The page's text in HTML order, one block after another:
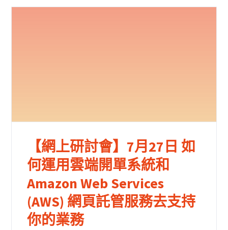
【網上研討會】7月27日 如
何運用雲端開單系統和
Amazon Web Services
(AWS) 網頁託管服務去支持
你的業務